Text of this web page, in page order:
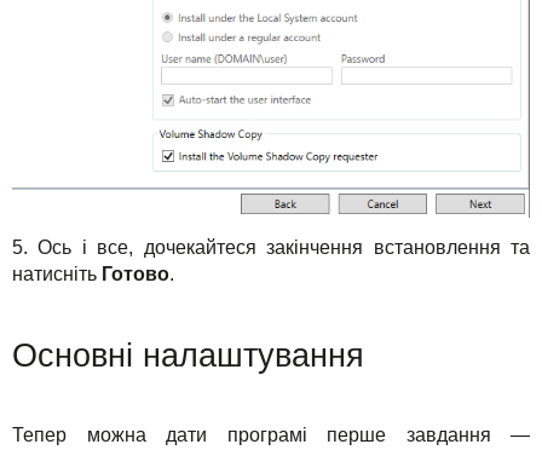
5. Ось і все, дочекайтеся закінчення встановлення та
натисніть Готово.
Основні налаштування
Тепер можна дати програмі перше завдання —